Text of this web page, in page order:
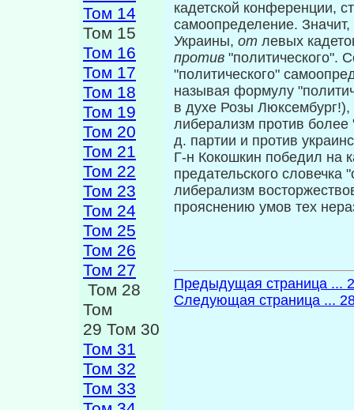
Том 14
Том 15
Том 16
Том 17
Том 18
Том 19
Том 20
Том 21
Том 22
Том 23
Том 24
Том 25
Том 26
Том 27
Том 28
Том
29 Том 30
Том 31
Том 32
Том 33
кадетской кон­ференции,
самоопределение.
Украины, от левых
против "политического".
"политического"
называя формулу
в духе Розы
либерализм против более
д. партии и против
Г-н Кокошкин победил на
предательского словечка
либерализм
прояснению умов тех
Предыдущая страница ...
Следующая страница ...